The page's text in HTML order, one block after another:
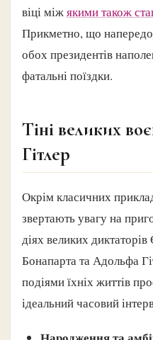
віці міжякими також
Прикметно, що
обох президентів
фатальні поїздки.
Тіні великих
Гітлер
Окрім класичних
звертають увагу на
діях великих
Бонапарта та Адольфа
подіями їхніх життів
ідеальний часовий